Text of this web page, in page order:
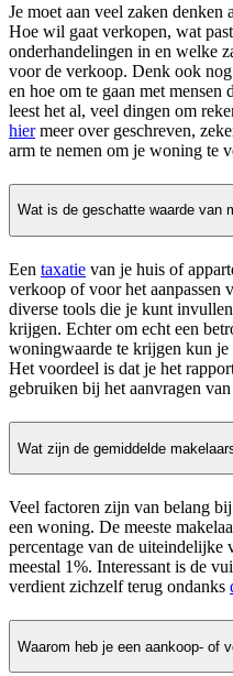
Je moet aan veel zaken
Hoe wil gaat verkopen, wat
onderhandelingen in en welke
voor de verkoop. Denk ook
en hoe om te gaan met
leest het al, veel dingen om
hiermeer over geschreven,
arm te nemen om je woning te
Wat is de geschatte waarde van
Een taxatie van je huis of
verkoop of voor het aanpassen
diverse tools die je kunt
krijgen. Echter om echt een
woningwaarde te krijgen kun je
Het voordeel is dat je het
gebruiken bij het aanvragen
Wat zijn de gemiddelde
Veel factoren zijn van belang
een woning. De meeste
percentage van de
meestal 1%. Interessant is de
verdient zichzelf terug ondanks
Waarom heb je een aankoop- of